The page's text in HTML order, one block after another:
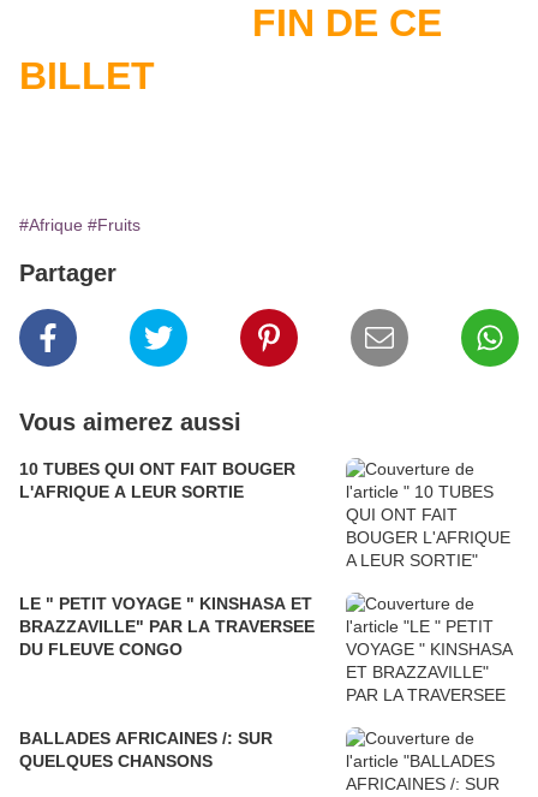
FIN DE CE
BILLET
#Afrique #Fruits
Partager
Vous aimerez aussi
10 TUBES QUI ONT FAIT BOUGER
L'AFRIQUE A LEUR SORTIE
LE " PETIT VOYAGE " KINSHASA ET
BRAZZAVILLE" PAR LA TRAVERSEE
DU FLEUVE CONGO
BALLADES AFRICAINES /: SUR
QUELQUES CHANSONS